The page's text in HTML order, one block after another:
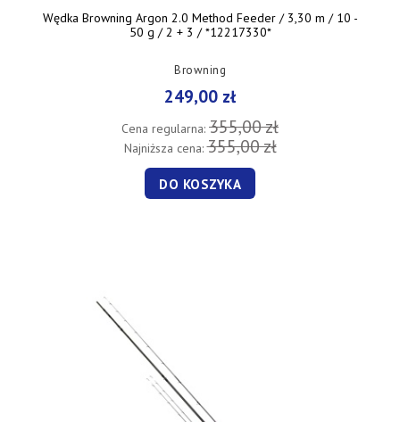
Wędka Browning Argon 2.0 Method Feeder / 3,30 m / 10 -
50 g / 2 + 3 / *12217330*
Browning
249,00 zł
Cena regularna: 355,00 zł
Najniższa cena:355,00 zł
DO KOSZYKA